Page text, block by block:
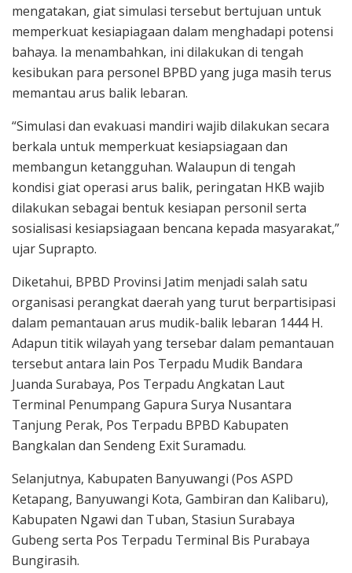
mengatakan, giat simulasi tersebut bertujuan untuk
memperkuat kesiapiagaan dalam menghadapi potensi
bahaya. Ia menambahkan, ini dilakukan di tengah
kesibukan para personel BPBD yang juga masih terus
memantau arus balik lebaran.
“Simulasi dan evakuasi mandiri wajib dilakukan secara
berkala untuk memperkuat kesiapsiagaan dan
membangun ketangguhan. Walaupun di tengah
kondisi giat operasi arus balik, peringatan HKB wajib
dilakukan sebagai bentuk kesiapan personil serta
sosialisasi kesiapsiagaan bencana kepada masyarakat,”
ujar Suprapto.
Diketahui, BPBD Provinsi Jatim menjadi salah satu
organisasi perangkat daerah yang turut berpartisipasi
dalam pemantauan arus mudik-balik lebaran 1444 H.
Adapun titik wilayah yang tersebar dalam pemantauan
tersebut antara lain Pos Terpadu Mudik Bandara
Juanda Surabaya, Pos Terpadu Angkatan Laut
Terminal Penumpang Gapura Surya Nusantara
Tanjung Perak, Pos Terpadu BPBD Kabupaten
Bangkalan dan Sendeng Exit Suramadu.
Selanjutnya, Kabupaten Banyuwangi (Pos ASPD
Ketapang, Banyuwangi Kota, Gambiran dan Kalibaru),
Kabupaten Ngawi dan Tuban, Stasiun Surabaya
Gubeng serta Pos Terpadu Terminal Bis Purabaya
Bungirasih.